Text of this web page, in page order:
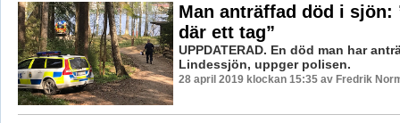
Man anträffad död i sjön:
där ett tag”
UPPDATERAD. En död man har
Lindessjön, uppger polisen.
28 april 2019 klockan 15:35 av Fredrik